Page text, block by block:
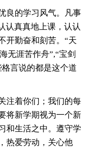
良的学习风气。凡事
认真真地上课，认认
开勤奋和刻苦。“天
无涯苦作舟”,“宝剑
言说的都是这个道
注着你们；我们的每
将新学期视为一个新
和生活之中。遵守学
热爱劳动，关心他